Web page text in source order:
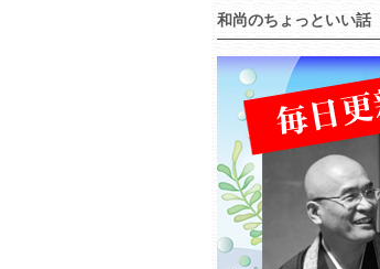
和尚のちょっといい話